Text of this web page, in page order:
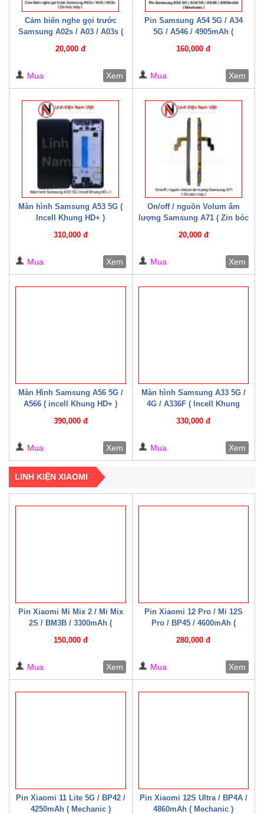
Cảm biến nghe gọi trước
Samsung A02s / A03 / A03s (
20,000 đ
Mua Xem
Pin Samsung A54 5G / A34
5G / A546 / 4905mAh (
160,000 đ
Mua Xem
Màn hình Samsung A53 5G (
Incell Khung HD+ )
310,000 đ
Mua Xem
On/off / nguồn Volum âm
lượng Samsung A71 ( Zin bóc
20,000 đ
Mua Xem
Màn Hình Samsung A56 5G /
A566 ( incell Khung HD+ )
390,000 đ
Mua Xem
Màn hình Samsung A33 5G /
4G / A336F ( Incell Khung
330,000 đ
Mua Xem
LINH KIỆN XIAOMI
Pin Xiaomi Mi Mix 2 / Mi Mix
2S / BM3B / 3300mAh (
150,000 đ
Mua Xem
Pin Xiaomi 12 Pro / Mi 12S
Pro / BP45 / 4600mAh (
280,000 đ
Mua Xem
Pin Xiaomi 11 Lite 5G / BP42 /
4250mAh ( Mechanic )
Pin Xiaomi 12S Ultra / BP4A /
4860mAh ( Mechanic )